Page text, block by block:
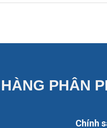
HÀNG PHÂN
Chính